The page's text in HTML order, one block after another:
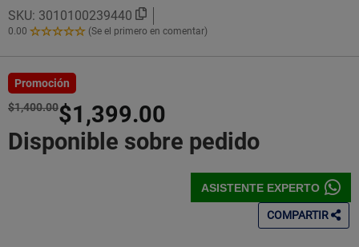
SKU: 3010100239440
0.00
0.00
Estrellas!
(Se el primero en comentar)
Promoción
$1,400.00$1,399.00
Disponible sobre pedido
ASISTENTE EXPERTO
COMPARTIR